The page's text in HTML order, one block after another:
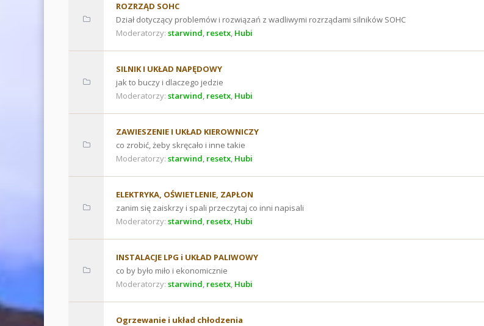
ROZRZĄD SOHC
Dział dotyczący problemów i rozwiązań z wadliwymi rozrządami silników SOHC
Moderatorzy: starwind, resetx, Hubi
SILNIK I UKŁAD NAPĘDOWY
jak to buczy i dlaczego jedzie
Moderatorzy: starwind, resetx, Hubi
ZAWIESZENIE I UKŁAD KIEROWNICZY
co zrobić, żeby skręcało i inne takie
Moderatorzy: starwind, resetx, Hubi
ELEKTRYKA, OŚWIETLENIE, ZAPŁON
zanim się zaiskrzy i spali przeczytaj co inni napisali
Moderatorzy: starwind, resetx, Hubi
INSTALACJE LPG i UKŁAD PALIWOWY
co by było miło i ekonomicznie
Moderatorzy: starwind, resetx, Hubi
Ogrzewanie i układ chłodzenia